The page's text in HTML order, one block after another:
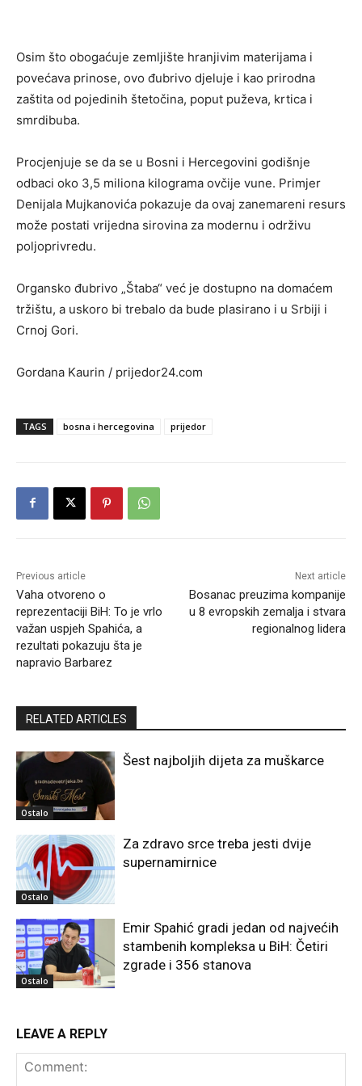
Osim što obogaćuje zemljište hranjivim materijama i
povećava prinose, ovo đubrivo djeluje i kao prirodna
zaštita od pojedinih štetočina, poput puževa, krtica i
smrdibuba.
Procjenjuje se da se u Bosni i Hercegovini godišnje
odbaci oko 3,5 miliona kilograma ovčije vune. Primjer
Denijala Mujkanovića pokazuje da ovaj zanemareni resurs
može postati vrijedna sirovina za modernu i održivu
poljoprivredu.
Organsko đubrivo „Štaba“ već je dostupno na domaćem
tržištu, a uskoro bi trebalo da bude plasirano i u Srbiji i
Crnoj Gori.
Gordana Kaurin / prijedor24.com
TAGS bosna i hercegovina prijedor
Previous article
Vaha otvoreno o
reprezentaciji BiH: To je vrlo
važan uspjeh Spahića, a
rezultati pokazuju šta je
napravio Barbarez
Next article
Bosanac preuzima kompanije
u 8 evropskih zemalja i stvara
regionalnog lidera
RELATED ARTICLES
Ostalo
Šest najboljih dijeta za muškarce
Ostalo
Za zdravo srce treba jesti dvije
supernamirnice
Ostalo
Emir Spahić gradi jedan od najvećih
stambenih kompleksa u BiH: Četiri
zgrade i 356 stanova
LEAVE A REPLY